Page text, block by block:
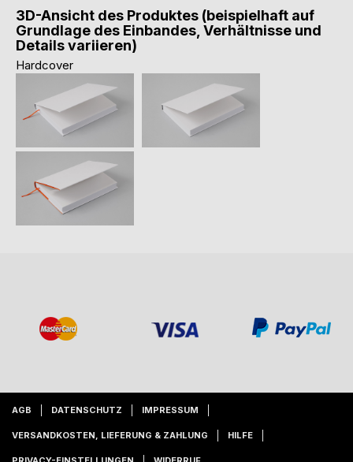
3D-Ansicht des Produktes (beispielhaft auf
Grundlage des Einbandes, Verhältnisse und
Details variieren)
Hardcover
AGB DATENSCHUTZ IMPRESSUM
VERSANDKOSTEN, LIEFERUNG & ZAHLUNG HILFE